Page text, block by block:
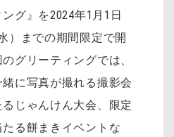
グ』を2024年1月1日
）までの期間限定で開
グリーティングでは、
に写真が撮れる撮影会
じゃんけん大会、限定
る餅まきイベントな